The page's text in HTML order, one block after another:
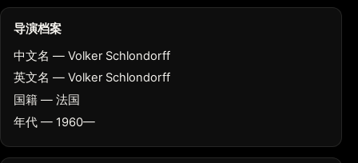
导演档案
中文名 — Volker Schlondorff
英文名 — Volker Schlondorff
国籍 — 法国
年代 — 1960—